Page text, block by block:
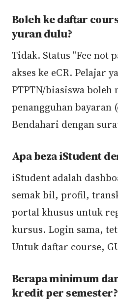
Boleh ke daftar
yuran dulu?
Tidak. Status "Fee not
akses ke eCR. Pelajar
PTPTN/biasiswa boleh
penangguhan
Bendahari dengan
Apa beza iStudent
iStudent adalah
semak bil, profil,
portal khusus untuk
kursus. Login sama,
Untuk daftar course,
Berapa minimum
kredit per semester?